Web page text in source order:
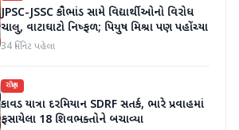
JPSC-JSSC કૌભાંડ સામે વિદ્યાર્થીઓનો વિરોધ
ચાલુ, વાટાઘાટો નિષ્ફળ; પિયુષ મિશ્રા પણ પહોંચ્યા
34 મિનિટ પહેલા
રાષ્ટ્રીય
કાવડ યાત્રા દરમિયાન SDRF સતર્ક, ભારે પ્રવાહમાં
ફસાયેલા 18 શિવભક્તોને બચાવ્યા